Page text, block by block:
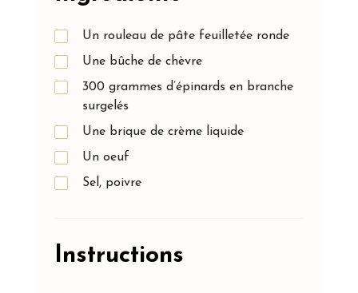
Un rouleau de pâte feuilletée ronde
Une bûche de chèvre
300 grammes d’épinards en branche
surgelés
Une brique de crème liquide
Un oeuf
Sel, poivre
Instructions